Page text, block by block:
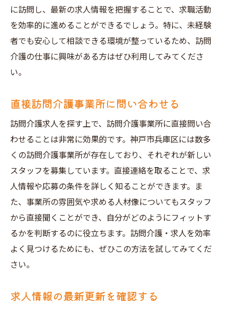
自己成長とスキルアップの方法
地域貢献とやりがいを見つける
に訪問し、最新の求人情報を把握することで、求職活動
を効率的に進めることができるでしょう。特に、未経験
者でも安心して相談できる環境が整っているため、訪問
介護の仕事に興味がある方はぜひ利用してみてくださ
い。
直接訪問介護事業所に問い合わせる
訪問介護求人を探す上で、訪問介護事業所に直接問い合
わせることは非常に効果的です。神戸市兵庫区には数多
くの訪問介護事業所が存在しており、それぞれが新しい
スタッフを募集しています。直接連絡を取ることで、求
人情報や応募の条件を詳しく知ることができます。ま
た、事業所の雰囲気や求める人材像についてもスタッフ
から直接聞くことができ、自分がどのようにフィットす
るかを判断するのに役立ちます。訪問介護・求人を効率
よく見つけるためにも、ぜひこの方法を試してみてくだ
さい。
求人情報の最新更新を確認する